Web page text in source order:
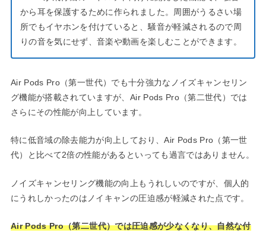
から耳を保護するために作られました。周囲がうるさい場
所でもイヤホンを付けていると、騒音が軽減されるので周
りの音を気にせず、音楽や動画を楽しむことができます。
Air Pods Pro（第一世代）でも十分強力なノイズキャンセリン
グ機能が搭載されていますが、Air Pods Pro（第二世代）では
さらにその性能が向上しています。
特に低音域の除去能力が向上しており、Air Pods Pro（第一世
代）と比べて2倍の性能があるといっても過言ではありません。
ノイズキャンセリング機能の向上もうれしいのですが、個人的
にうれしかったのはノイキャンの圧迫感が軽減された点です。
Air Pods Pro（第二世代）では圧迫感が少なくなり、自然な付